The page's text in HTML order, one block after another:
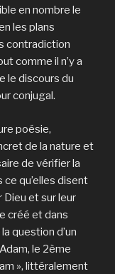
en nombre le
les plans
contradiction
comme il n’y a
le discours du
conjugal.
poésie,
de la nature et
de vérifier la
qu’elles disent
Dieu et sur leur
créé et dans
question d’un
le 2ème
», littéralement